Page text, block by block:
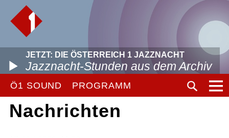
JETZT: DIE ÖSTERREICH 1 JAZZNACHT
Jazznacht-Stunden aus dem Archiv
Ö1 SOUND PROGRAMM
Nachrichten